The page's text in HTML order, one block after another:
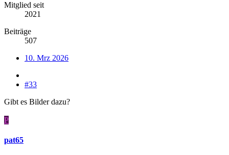
Mitglied seit
2021
Beiträge
507
10. Mrz 2026
#33
Gibt es Bilder dazu?
P
pat65